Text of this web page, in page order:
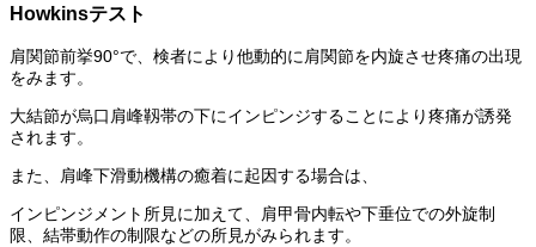
Howkinsテスト
肩関節前挙90°で、検者により他動的に肩関節を内旋させ疼痛の出現
をみます。
大結節が烏口肩峰靱帯の下にインピンジすることにより疼痛が誘発
されます。
また、肩峰下滑動機構の癒着に起因する場合は、
インピンジメント所見に加えて、肩甲骨内転や下垂位での外旋制
限、結帯動作の制限などの所見がみられます。